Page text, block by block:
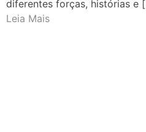
diferentes forças, histórias e
Leia Mais